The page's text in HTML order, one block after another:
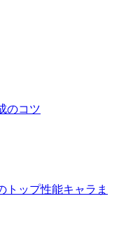
のコツ
トップ性能キャラま